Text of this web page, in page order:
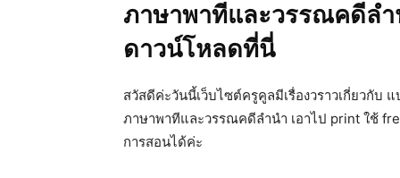
ภาษาพาทีและวรรณคดีลำ
ดาวน์โหลดที่นี่
สวัสดีค่ะวันนี้เว็บไซต์ครูคูลมีเรื่องวราวเกี่ยวกั
ภาษาพาทีและวรรณคดีลำนำ เอาไป print ใช้
การสอนได้ค่ะ